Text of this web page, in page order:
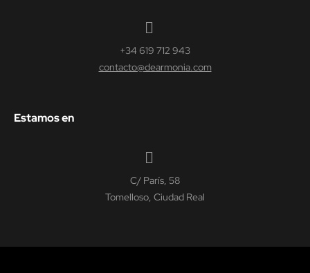
+34 619 712 943
contacto@dearmonia.com
Estamos en
C/ París, 58
Tomelloso, Ciudad Real